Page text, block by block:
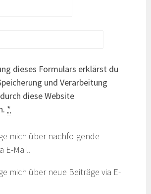
dieses Formulars erklärst du
und Verarbeitung
diese Website
*
mich über nachfolgende
E-Mail.
mich über neue Beiträge via E-